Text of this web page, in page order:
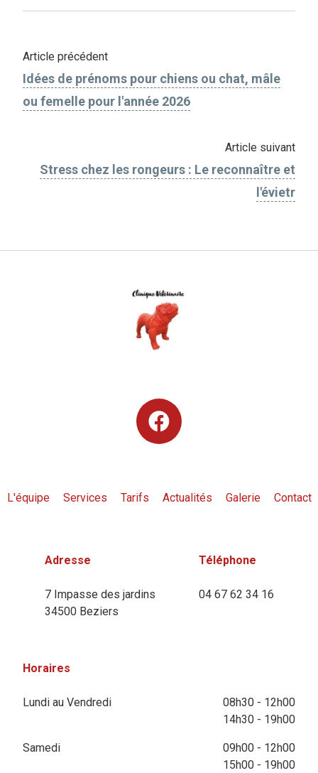
Article précédent
Idées de prénoms pour chiens ou chat, mâle
ou femelle pour l'année 2026
Article suivant
Stress chez les rongeurs : Le reconnaître et
l'évietr
L'équipe Services Tarifs Actualités Galerie Contact
Adresse
7 Impasse des jardins
34500 Beziers
Téléphone
04 67 62 34 16
Horaires
Lundi au Vendredi
08h30 - 12h00
14h30 - 19h00
Samedi
09h00 - 12h00
15h00 - 19h00